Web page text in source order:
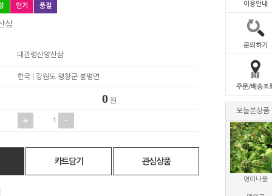
이용안내
문의하기
주문/배송조
오늘본상품
명이나물
인기 품절
삼
대관령산양산삼
한국 | 강원도 평창군 봉평면
원
+ -
카트담기 관심상품